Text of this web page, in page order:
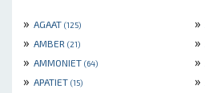
» AGAAT (125) »
» AMBER (21) »
» AMMONIET (64) »
» APATIET (15) »